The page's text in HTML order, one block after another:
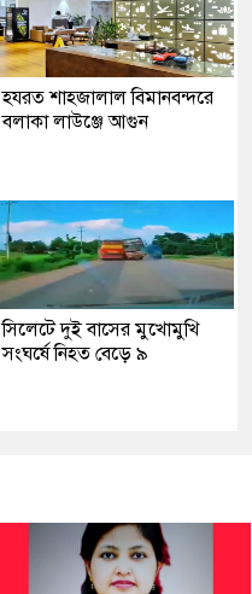
হযরত শাহজালাল বিমানবন্দরে
বলাকা লাউঞ্জে আগুন
সিলেটে দুই বাসের মুখোমুখি
সংঘর্ষে নিহত বেড়ে ৯